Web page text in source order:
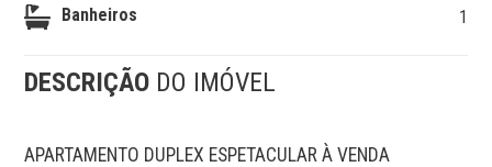
Banheiros 1
DESCRIÇÃO DO IMÓVEL
APARTAMENTO DUPLEX ESPETACULAR À VENDA